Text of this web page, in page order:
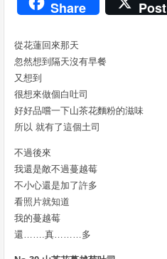
Share Post
從花蓮回來那天
忽然想到隔天沒有早餐
又想到
很想來做個白吐司
好好品嚐一下山茶花麵粉的滋味
所以 就有了這個土司
不過後來
我還是敵不過蔓越莓
不小心還是加了許多
看照片就知道
我的蔓越莓
還…….真………多